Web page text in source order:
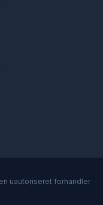
uautoriseret forhandler